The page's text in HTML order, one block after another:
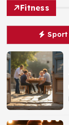
Fitness
Sport